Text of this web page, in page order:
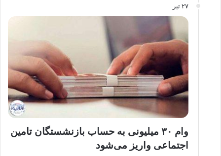
۲۷ تیر
وام ۳۰ میلیونی به حساب بازنشستگان تامین
اجتماعی واریز می‌شود